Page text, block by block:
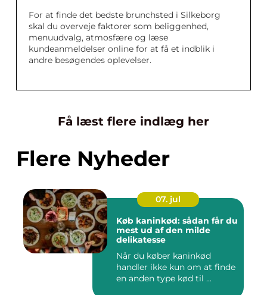
For at finde det bedste brunchsted i Silkeborg
skal du overveje faktorer som beliggenhed,
menuudvalg, atmosfære og læse
kundeanmeldelser online for at få et indblik i
andre besøgendes oplevelser.
Få læst flere indlæg her
Flere Nyheder
07. jul
Køb kaninkød: sådan får du
mest ud af den milde
delikatesse
Når du køber kaninkød
handler ikke kun om at finde
en anden type kød til ...